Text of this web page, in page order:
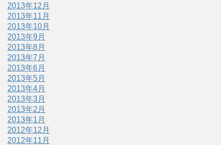
2013年12月
2013年11月
2013年10月
2013年9月
2013年8月
2013年7月
2013年6月
2013年5月
2013年4月
2013年3月
2013年2月
2013年1月
2012年12月
2012年11月